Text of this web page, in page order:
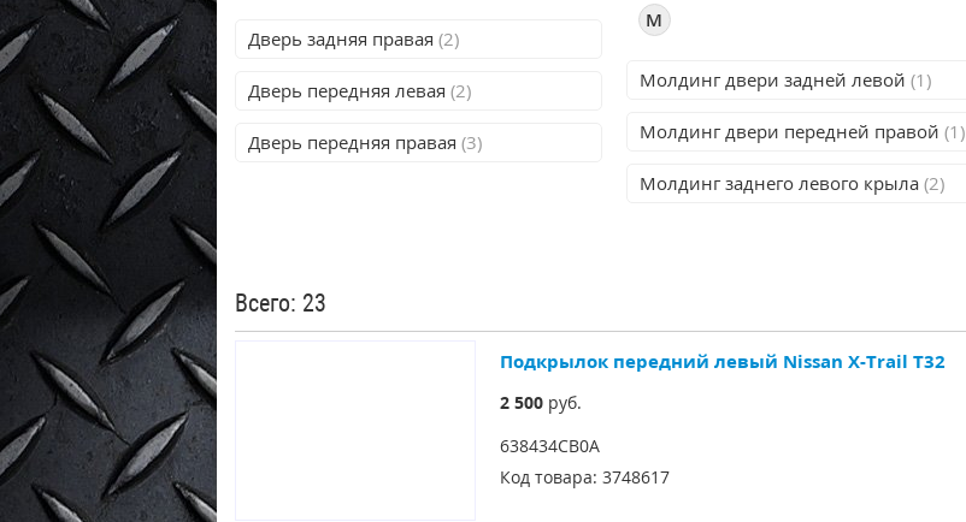
Дверь задняя правая (2)
Дверь передняя левая (2)
Дверь передняя правая (3)
М
Молдинг двери задней левой (1)
Молдинг двери передней правой (1)
Молдинг заднего левого крыла (2)
Всего: 23
Подкрылок передний левый Nissan X-Trail T32
2 500руб.
638434CB0A
Код товара: 3748617